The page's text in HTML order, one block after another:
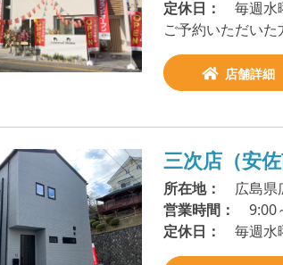
定休日
毎週水
ご予約いただい
店舗詳細
三次店（安
所在地
広島県
営業時間
9:00
定休日
毎週